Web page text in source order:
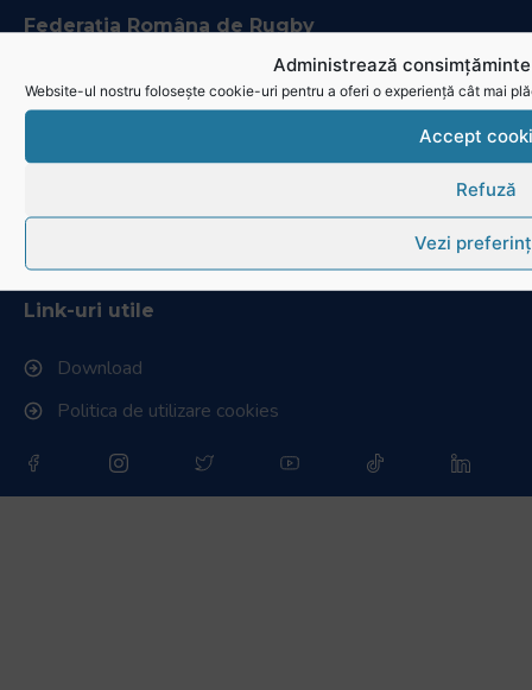
Administrează
Website-ul nostru folosește cookie-uri pentru a oferi o experiență cât mai
Accept
Refuză
Vezi
Federația Româna de Rugby
Istoric rugby în România
Stadionul național de rugby
Conducere, comisii și departamente
Link-uri utile
Download
Politica de utilizare cookies